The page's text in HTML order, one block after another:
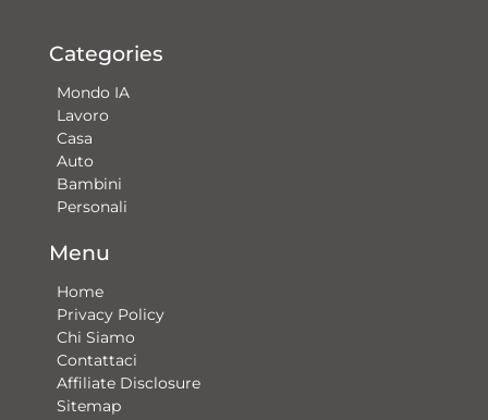
Categories
Mondo IA
Lavoro
Casa
Auto
Bambini
Personali
Menu
Home
Privacy Policy
Chi Siamo
Contattaci​
Affiliate Disclosure
Sitemap